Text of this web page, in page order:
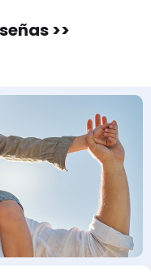
>>